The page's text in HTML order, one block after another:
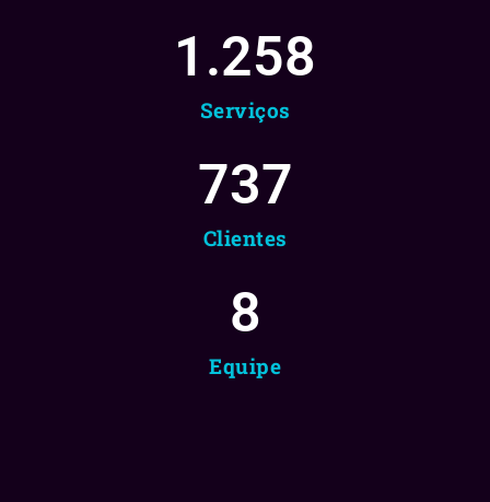
Serviços
1.258
Clientes
737
Equipe
8